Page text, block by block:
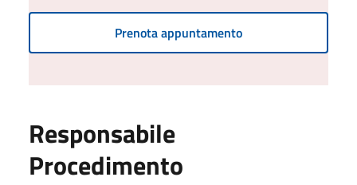
Prenota appuntamento
Responsabile
Procedimento